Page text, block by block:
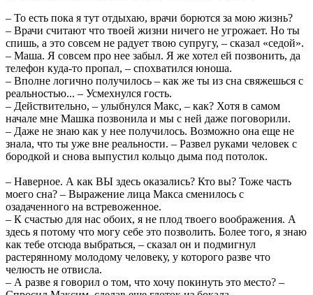
– То есть пока я тут отдыхаю, врачи борются за мою жизнь?
– Врачи считают что твоей жизни ничего не угрожает. Но ты
спишь, а это совсем не радует твою супругу, – сказал «седой».
– Маша. Я совсем про нее забыл. Я же хотел ей позвонить, да
телефон куда-то пропал, – спохватился юноша.
– Вполне логично получилось – как же ты из сна свяжешься с
реальностью... – Усмехнулся гость.
– Действительно, – улыбнулся Макс, – как? Хотя в самом
начале мне Машка позвонила и мы с ней даже поговорили.
– Даже не знаю как у нее получилось. Возможно она еще не
знала, что ты уже вне реальности. – Развел руками человек с
бородкой и снова выпустил кольцо дыма под потолок.
– Наверное. А как ВЫ здесь оказались? Кто вы? Тоже часть
моего сна? – Выражение лица Макса сменилось с
озадаченного на встревоженное.
– К счастью для нас обоих, я не плод твоего воображения. А
здесь я потому что могу себе это позволить. Более того, я знаю
как тебе отсюда выбраться, – сказал он и подмигнул
растерянному молодому человеку, у которого разве что
челюсть не отвисла.
– А разве я говорил о том, что хочу покинуть это место? –